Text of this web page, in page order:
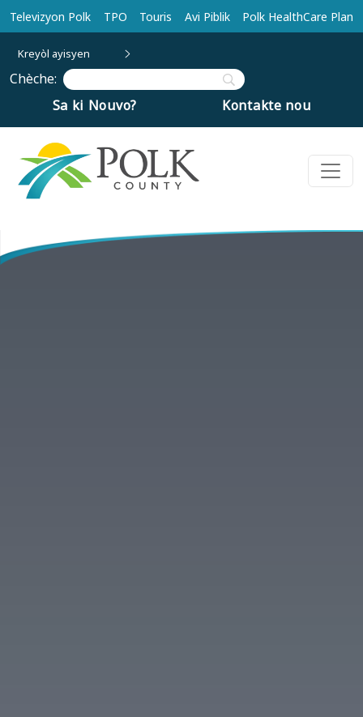
Ale nan kontni prensipal la
Televizyon Polk TPO Touris Avi Piblik Polk HealthCare Plan
Kreyòl ayisyen
Chèche:
Sa ki Nouvo?
Kontakte nou